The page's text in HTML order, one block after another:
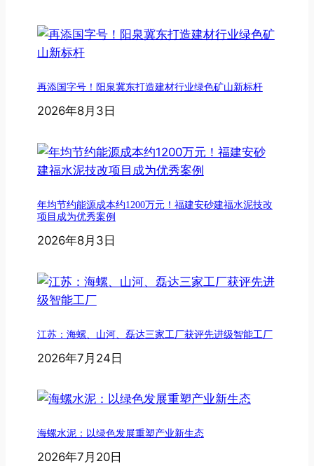
再添国字号！阳泉冀东打造建材行业绿色矿山新标杆
2026年8月3日
年均节约能源成本约1200万元！福建安砂建福水泥技改
项目成为优秀案例
2026年8月3日
江苏：海螺、山河、磊达三家工厂获评先进级智能工厂
2026年7月24日
海螺水泥：以绿色发展重塑产业新生态
2026年7月20日